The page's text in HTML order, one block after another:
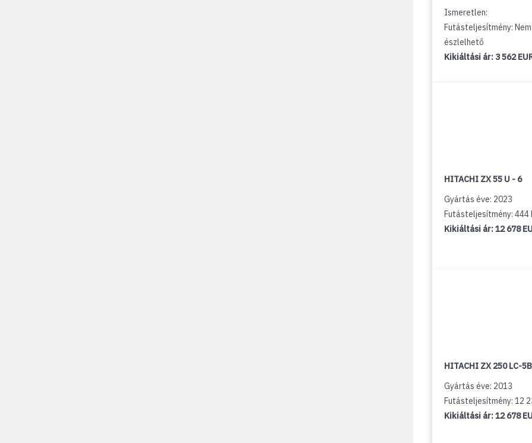
Ismeretlen:
Futásteljesítmény: Nem
észlelhető
Kikiáltási ár: 3 562
HITACHI ZX 55 U - 6
Gyártás éve: 2023
Futásteljesítmény: 444
Kikiáltási ár:12 678
HITACHI ZX 250 LC-5B
Gyártás éve: 2013
Futásteljesítmény: 12
Kikiáltási ár:12 678